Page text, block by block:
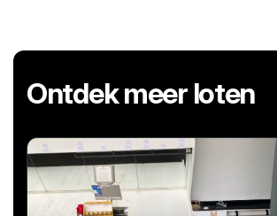
Ontdek meer loten